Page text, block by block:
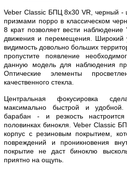
Veber Classic БПЦ 8х30 VR, черный -
призмами порро в классическом
8 крат позволяет вести
движения и перемещения. Широкий
видимость довольно больших
пропустите появление
данную модель для наблюдения
Оптические элементы
качественного стекла.
Центральная фокусировка
максимально быстрой и удобной.
барабан - и резкость
половинках бинокля. Veber Classic
корпус с резиновым покрытием,
повреждений и проникновения
покрытие не даст биноклю
приятно на ощупь.